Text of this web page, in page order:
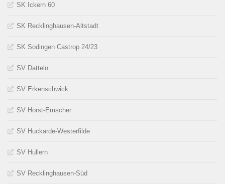
SK Ickern 60
SK Recklinghausen-Altstadt
SK Sodingen Castrop 24/23
SV Datteln
SV Erkenschwick
SV Horst-Emscher
SV Huckarde-Westerfilde
SV Hullern
SV Recklinghausen-Süd